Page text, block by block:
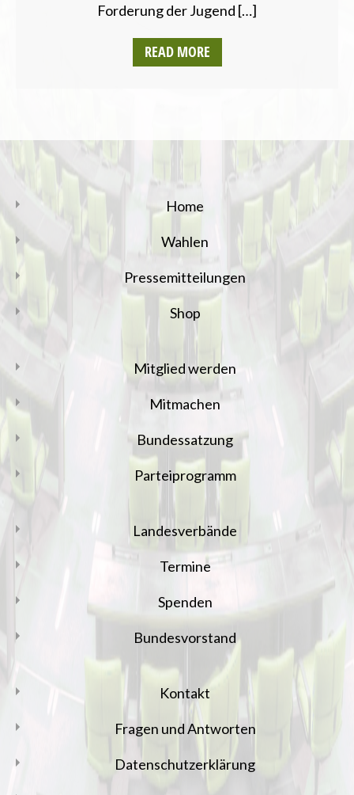
Forderung der Jugend […]
READ MORE
Home
Wahlen
Pressemitteilungen
Shop
Mitglied werden
Mitmachen
Bundessatzung
Parteiprogramm
Landesverbände
Termine
Spenden
Bundesvorstand
Kontakt
Fragen und Antworten
Datenschutzerklärung